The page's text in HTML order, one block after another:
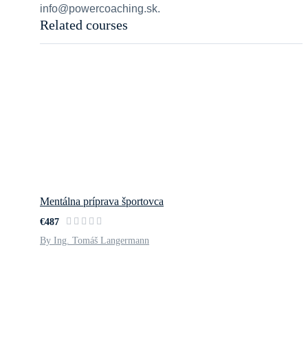
info@powercoaching.sk.
Related courses
Mentálna príprava športovca
€487
By Ing. Tomáš Langermann